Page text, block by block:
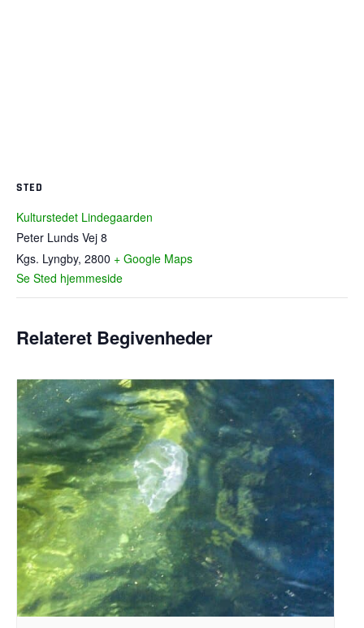
STED
Kulturstedet Lindegaarden
Peter Lunds Vej 8
Kgs. Lyngby, 2800 + Google Maps
Se Sted hjemmeside
Relateret Begivenheder